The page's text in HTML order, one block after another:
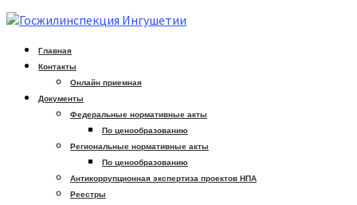
Главная
Контакты
Онлайн приемная
Документы
Федеральные нормативные акты
По ценообразованию
Региональные нормативные акты
По ценообразованию
Антикоррупционная экспертиза проектов НПА
Реестры